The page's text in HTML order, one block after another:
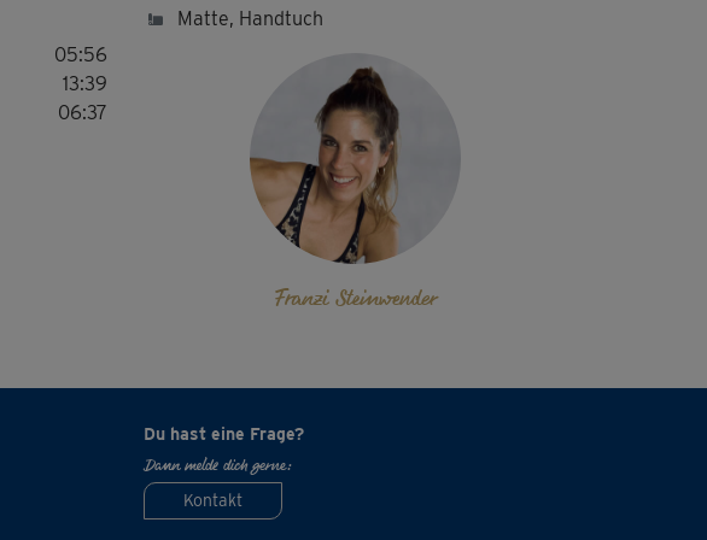
05:56
13:39
06:37
Matte, Handtuch
Franzi Steinwender
Du hast eine Frage?
Dann melde dich gerne:
Kontakt